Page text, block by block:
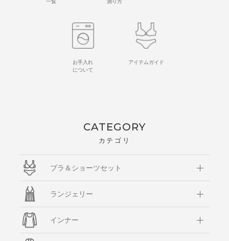
一覧
測り方
お手入れ
について
アイテムガイド
CATEGORY
カテゴリ
ブラ＆ショーツセット
ランジェリー
インナー